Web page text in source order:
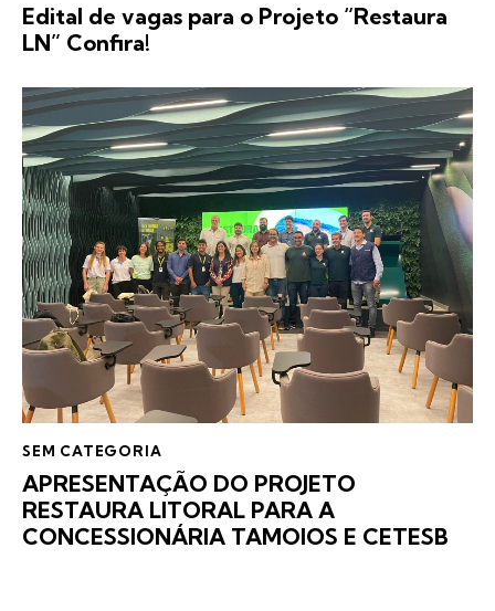
Edital de vagas para o Projeto “Restaura
LN” Confira!
SEM CATEGORIA
APRESENTAÇÃO DO PROJETO
RESTAURA LITORAL PARA A
CONCESSIONÁRIA TAMOIOS E CETESB